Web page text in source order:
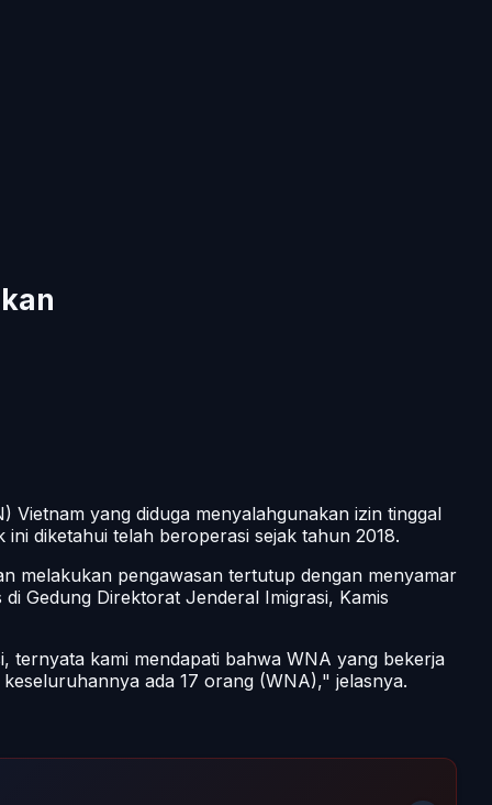
Vietnam yang diduga menyalahgunakan izin tinggal
diketahui telah beroperasi sejak tahun 2018.
melakukan pengawasan tertutup dengan menyamar
Gedung Direktorat Jenderal Imigrasi, Kamis
ternyata kami mendapati bahwa WNA yang bekerja
ada 17 orang (WNA)," jelasnya.